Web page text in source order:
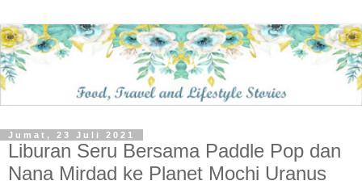
Jumat, 23 Juli 2021
Liburan Seru Bersama Paddle Pop dan
Nana Mirdad ke Planet Mochi Uranus